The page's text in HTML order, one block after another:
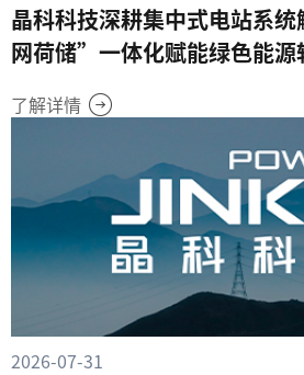
晶科科技深耕集中式电站系
网荷储”一体化赋能绿色能源
了解详情
2026-07-31